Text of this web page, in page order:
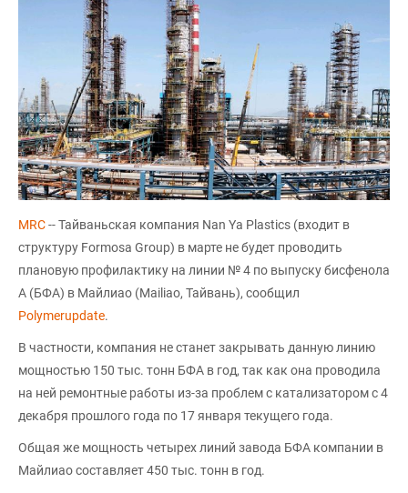
MRC-- Тайваньская компания Nan Ya Plastics (входит в
структуру Formosa Group) в марте не будет проводить
плановую профилактику на линии № 4 по выпуску бисфенола
А (БФА) в Майлиао (Mailiao, Тайвань), сообщил
Polymerupdate.
В частности, компания не станет закрывать данную линию
мощностью 150 тыс. тонн БФА в год, так как она проводила
на ней ремонтные работы из-за проблем с катализатором с 4
декабря прошлого года по 17 января текущего года.
Общая же мощность четырех линий завода БФА компании в
Майлиао составляет 450 тыс. тонн в год.